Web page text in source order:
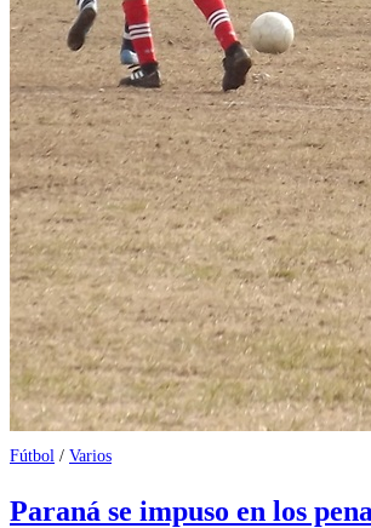
Fútbol / Varios
Paraná se impuso en los